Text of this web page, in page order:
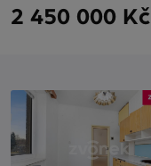
2 450 000 Kč